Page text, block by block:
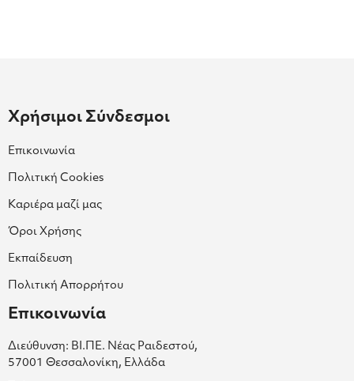
Χρήσιμοι Σύνδεσμοι
Επικοινωνία
Πολιτική Cookies
Καριέρα μαζί μας
Όροι Χρήσης
Εκπαίδευση
Πολιτική Απορρήτου
Επικοινωνία
Διεύθυνση: ΒΙ.ΠΕ. Νέας Ραιδεστού,
57001 Θεσσαλονίκη, Ελλάδα